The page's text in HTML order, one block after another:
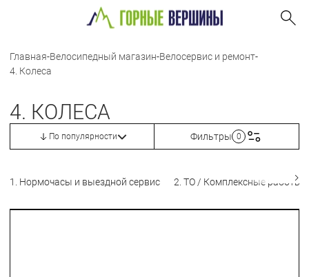
Главная-Велосипедный магазин-Велосервис и ремонт-
4. Колеса
4. КОЛЕСА
По популярности Фильтры 0
1. Нормочасы и выездной сервис 2. ТО / Комплексные работы